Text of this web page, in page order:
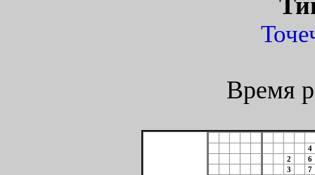
Время
4
2
6
3
7